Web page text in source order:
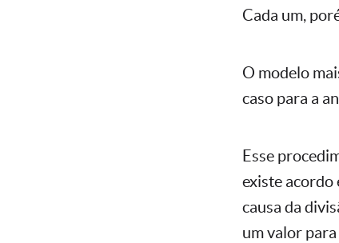
Cada um,
O modelo
caso para a
Esse
existe acordo
causa da
um valor para